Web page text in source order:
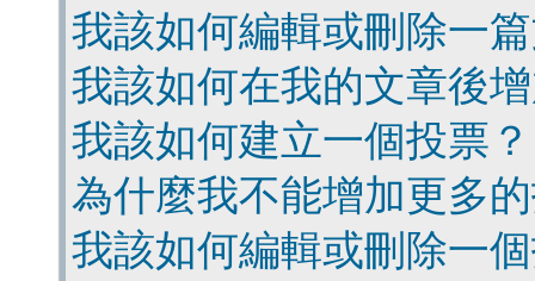
我該如何編輯或刪除一
我該如何在我的文章後
我該如何建立一個投票？
為什麼我不能增加更多
我該如何編輯或刪除一